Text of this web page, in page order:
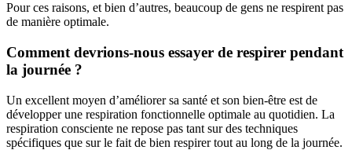
Pour ces raisons, et bien d’autres, beaucoup de gens ne respirent pas
de manière optimale.
Comment devrions-nous essayer de respirer pendant
la journée ?
Un excellent moyen d’améliorer sa santé et son bien-être est de
développer une respiration fonctionnelle optimale au quotidien. La
respiration consciente ne repose pas tant sur des techniques
spécifiques que sur le fait de bien respirer tout au long de la journée.